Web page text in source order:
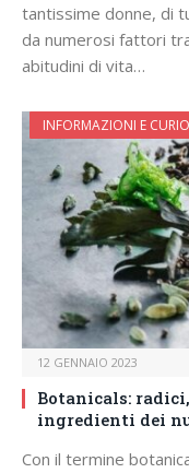
tantissime donne, di
da numerosi fattori
abitudini di vita…
INFORMAZIONI E
12 GENNAIO 2023
Botanicals:
ingredienti dei
Con il termine